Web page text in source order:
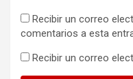
Recibir un correo
comentarios a esta
Recibir un correo